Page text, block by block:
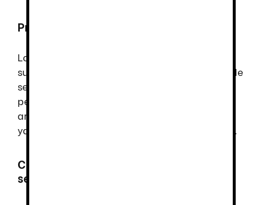
Prevención de lesiones a largo plazo
Los pies pueden sufrir daños al caminar sobre
superficies duras o irregulares, las zapatillas de
seguridad ofrecen soporte y amortiguación,
pero no tan solo a los pies, sino a todas las
articulaciones como las rodillas y la espalda,
ya que a largo plazo se pueden ver afectadas.
Cumplimiento de la normativa de
seguridad